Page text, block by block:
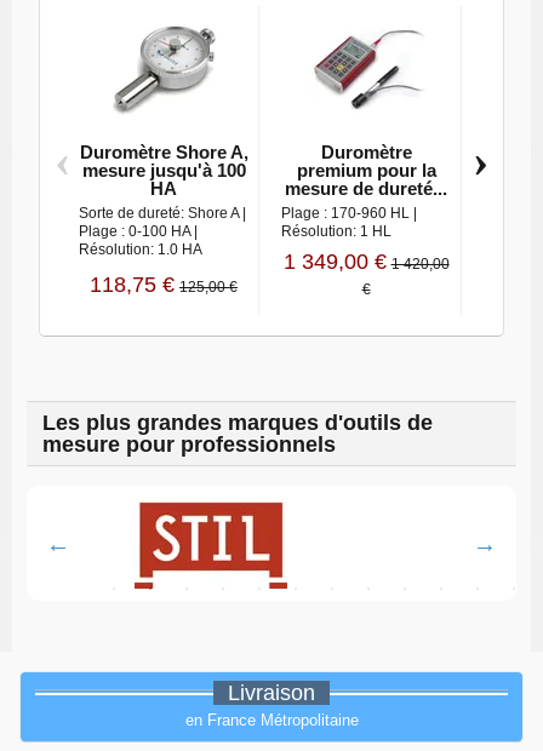
Duromètre Shore A,
mesure jusqu'à 100
HA
Sorte de dureté: Shore A |
Plage : 0-100 HA |
Résolution: 1.0 HA
118,75 € 125,00 €
Duromètre
premium pour la
mesure de dureté...
Plage : 170-960 HL |
Résolution: 1 HL
1 349,00 € 1 420,00
€
‹ ›
Les plus grandes marques d'outils de
mesure pour professionnels
Livraison
en France Métropolitaine